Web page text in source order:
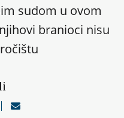
sudom u ovom
branioci nisu